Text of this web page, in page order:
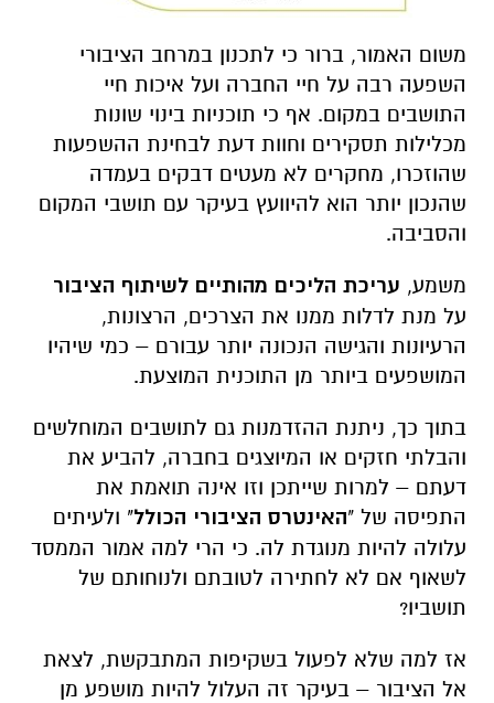
משום האמור, ברור כי לתכנון במרחב הציבורי
השפעה רבה על חיי החברה ועל איכות חיי
התושבים במקום. אף כי תוכניות בינוי שונות
מכלילות תסקירים וחוות דעת לבחינת ההשפעות
שהוזכרו, מחקרים לא מעטים דבקים בעמדה
שהנכון יותר הוא להיוועץ בעיקר עם תושבי המקום
והסביבה.
משמע, עריכת הליכים מהותיים לשיתוף הציבור
על מנת לדלות ממנו את הצרכים, הרצונות,
הרעיונות והגישה הנכונה יותר עבורם – כמי שיהיו
המושפעים ביותר מן התוכנית המוצעת.
בתוך כך, ניתנת ההזדמנות גם לתושבים המוחלשים
והבלתי חזקים או המיוצגים בחברה, להביע את
דעתם – למרות שייתכן וזו אינה תואמת את
התפיסה של "האינטרס הציבורי הכולל" ולעיתים
עלולה להיות מנוגדת לה. כי הרי למה אמור הממסד
לשאוף אם לא לחתירה לטובתם ולנוחותם של
תושביו?
אז למה שלא לפעול בשקיפות המתבקשת, לצאת
אל הציבור – בעיקר זה העלול להיות מושפע מן